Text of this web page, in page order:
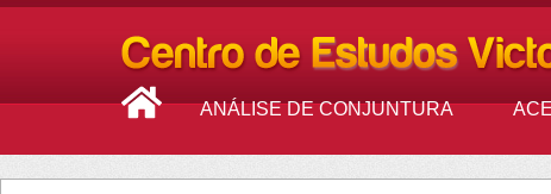
ANÁLISE DE CONJUNTURA